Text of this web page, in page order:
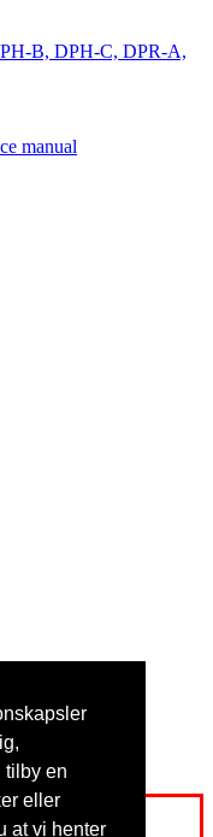
tilby en
eller
at vi henter
B, DPH-C, DPR-A,
manual
få full tilgang